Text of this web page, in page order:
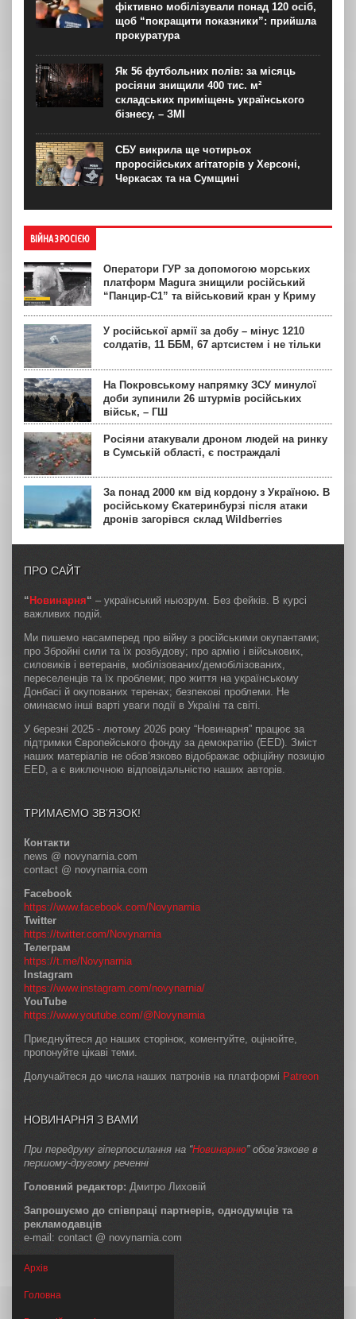
фіктивно мобілізували понад 120 осіб,
щоб “покращити показники”: прийшла
прокуратура
Як 56 футбольних полів: за місяць
росіяни знищили 400 тис. м²
складських приміщень українського
бізнесу, – ЗМІ
СБУ викрила ще чотирьох
проросійських агітаторів у Херсоні,
Черкасах та на Сумщині
ВІЙНА З РОСІЄЮ
Оператори ГУР за допомогою морських
платформ Magura знищили російський
“Панцир-С1” та військовий кран у Криму
У російської армії за добу – мінус 1210
солдатів, 11 ББМ, 67 артсистем і не тільки
На Покровському напрямку ЗСУ минулої
доби зупинили 26 штурмів російських
військ, – ГШ
Росіяни атакували дроном людей на ринку
в Сумській області, є постраждалі
За понад 2000 км від кордону з Україною. В
російському Єкатеринбурзі після атаки
дронів загорівся склад Wildberries
ПРО САЙТ
“ Новинарня“ – український ньюзрум. Без фейків. В курсі
важливих подій.
Ми пишемо насамперед про війну з російськими окупантами;
про Збройні сили та їх розбудову; про армію і військових,
силовиків і ветеранів, мобілізованих/демобілізованих,
переселенців та їх проблеми; про життя на українському
Донбасі й окупованих теренах; безпекові проблеми. Не
оминаємо інші варті уваги події в Україні та світі.
У березні 2025 - лютому 2026 року “Новинарня” працює за
підтримки Європейського фонду за демократію (EED). Зміст
наших матеріалів не обов’язково відображає офіційну позицію
EED, а є виключною відповідальністю наших авторів.
ТРИМАЄМО ЗВ’ЯЗОК!
Контакти
news @ novynarnia.com
contact @ novynarnia.com
Facebook
https://www.facebook.com/Novynarnia
Twitter
https://twitter.com/Novynarnia
Телеграм
https://t.me/Novynarnia
Instagram
https://www.instagram.com/novynarnia/
YouTube
https://www.youtube.com/@Novynarnia
Приєднуйтеся до наших сторінок, коментуйте, оцінюйте,
пропонуйте цікаві теми.
Долучайтеся до числа наших патронів на платформі Patreon
НОВИНАРНЯ З ВАМИ
При передруку гіперпосилання на “Новинарню” обов’язкове в
першому-другому реченні
Головний редактор: Дмитро Лиховій
Запрошуємо до співпраці партнерів, однодумців та
рекламодавців
e-mail: contact @ novynarnia.com
Архів
Головна